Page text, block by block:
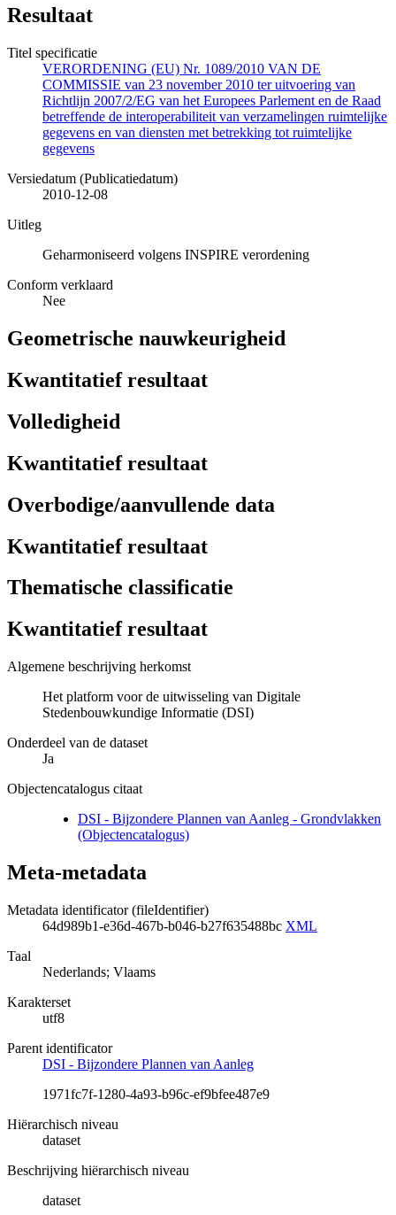
Resultaat
Titel specificatie
VERORDENING (EU) Nr. 1089/2010 VAN DE
COMMISSIE van 23 november 2010 ter uitvoering van
Richtlijn 2007/2/EG van het Europees Parlement en de Raad
betreffende de interoperabiliteit van verzamelingen ruimtelijke
gegevens en van diensten met betrekking tot ruimtelijke
gegevens
Versiedatum (Publicatiedatum)
2010-12-08
Uitleg
Geharmoniseerd volgens INSPIRE verordening
Conform verklaard
Nee
Geometrische nauwkeurigheid
Kwantitatief resultaat
Volledigheid
Kwantitatief resultaat
Overbodige/aanvullende data
Kwantitatief resultaat
Thematische classificatie
Kwantitatief resultaat
Algemene beschrijving herkomst
Het platform voor de uitwisseling van Digitale
Stedenbouwkundige Informatie (DSI)
Onderdeel van de dataset
Ja
Objectencatalogus citaat
DSI - Bijzondere Plannen van Aanleg - Grondvlakken
(Objectencatalogus)
Meta-metadata
Metadata identificator (fileIdentifier)
64d989b1-e36d-467b-b046-b27f635488bc XML
Taal
Nederlands; Vlaams
Karakterset
utf8
Parent identificator
DSI - Bijzondere Plannen van Aanleg
1971fc7f-1280-4a93-b96c-ef9bfee487e9
Hiërarchisch niveau
dataset
Beschrijving hiërarchisch niveau
dataset